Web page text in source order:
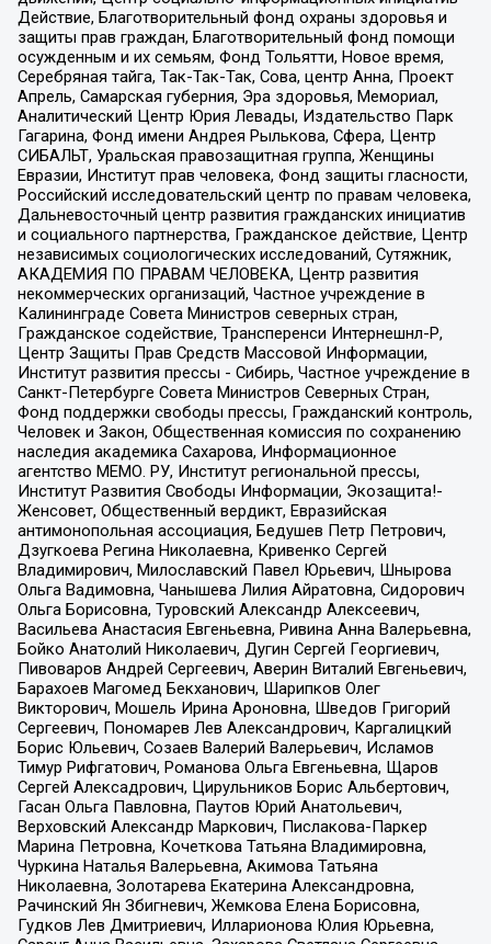
Действие, Благотворительный фонд охраны здоровья и
защиты прав граждан, Благотворительный фонд помощи
осужденным и их семьям, Фонд Тольятти, Новое время,
Серебряная тайга, Так-Так-Так, Сова, центр Анна, Проект
Апрель, Самарская губерния, Эра здоровья, Мемориал,
Аналитический Центр Юрия Левады, Издательство Парк
Гагарина, Фонд имени Андрея Рылькова, Сфера, Центр
СИБАЛЬТ, Уральская правозащитная группа, Женщины
Евразии, Институт прав человека, Фонд защиты гласности,
Российский исследовательский центр по правам человека,
Дальневосточный центр развития гражданских инициатив
и социального партнерства, Гражданское действие, Центр
независимых социологических исследований, Сутяжник,
АКАДЕМИЯ ПО ПРАВАМ ЧЕЛОВЕКА, Центр развития
некоммерческих организаций, Частное учреждение в
Калининграде Совета Министров северных стран,
Гражданское содействие, Трансперенси Интернешнл-Р,
Центр Защиты Прав Средств Массовой Информации,
Институт развития прессы - Сибирь, Частное учреждение в
Санкт-Петербурге Совета Министров Северных Стран,
Фонд поддержки свободы прессы, Гражданский контроль,
Человек и Закон, Общественная комиссия по сохранению
наследия академика Сахарова, Информационное
агентство МЕМО. РУ, Институт региональной прессы,
Институт Развития Свободы Информации, Экозащита!-
Женсовет, Общественный вердикт, Евразийская
антимонопольная ассоциация, Бедушев Петр Петрович,
Дзугкоева Регина Николаевна, Кривенко Сергей
Владимирович, Милославский Павел Юрьевич, Шнырова
Ольга Вадимовна, Чанышева Лилия Айратовна, Сидорович
Ольга Борисовна, Туровский Александр Алексеевич,
Васильева Анастасия Евгеньевна, Ривина Анна Валерьевна,
Бойко Анатолий Николаевич, Дугин Сергей Георгиевич,
Пивоваров Андрей Сергеевич, Аверин Виталий Евгеньевич,
Барахоев Магомед Бекханович, Шарипков Олег
Викторович, Мошель Ирина Ароновна, Шведов Григорий
Сергеевич, Пономарев Лев Александрович, Каргалицкий
Борис Юльевич, Созаев Валерий Валерьевич, Исламов
Тимур Рифгатович, Романова Ольга Евгеньевна, Щаров
Сергей Алексадрович, Цирульников Борис Альбертович,
Гасан Ольга Павловна, Паутов Юрий Анатольевич,
Верховский Александр Маркович, Пислакова-Паркер
Марина Петровна, Кочеткова Татьяна Владимировна,
Чуркина Наталья Валерьевна, Акимова Татьяна
Николаевна, Золотарева Екатерина Александровна,
Рачинский Ян Збигневич, Жемкова Елена Борисовна,
Гудков Лев Дмитриевич, Илларионова Юлия Юрьевна,